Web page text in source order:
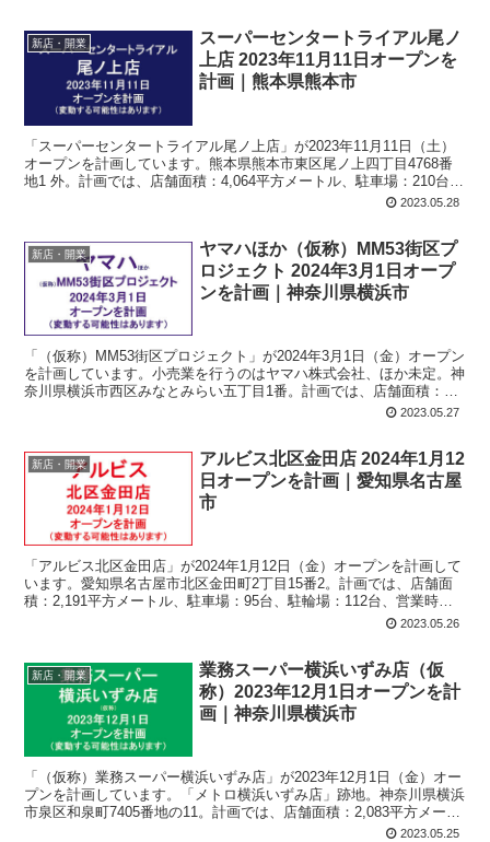
新店・開業
スーパーセンタートライアル尾ノ
上店 2023年11月11日オープンを
計画｜熊本県熊本市
「スーパーセンタートライアル尾ノ上店」が2023年11月11日（土）
オープンを計画しています。熊本県熊本市東区尾ノ上四丁目4768番
地1 外。計画では、店舗面積：4,064平方メートル、駐車場：210台、
2023.05.28
新店・開業
ヤマハほか（仮称）MM53街区プ
ロジェクト 2024年3月1日オープ
ンを計画｜神奈川県横浜市
「（仮称）MM53街区プロジェクト」が2024年3月1日（金）オープン
を計画しています。小売業を行うのはヤマハ株式会社、ほか未定。神
奈川県横浜市西区みなとみらい五丁目1番。計画では、店舗面積：
1,500平方メートル、駐車場：48台、駐輪場：75台、営業時間：午前
2023.05.27
新店・開業
アルビス北区金田店 2024年1月12
日オープンを計画｜愛知県名古屋
市
「アルビス北区金田店」が2024年1月12日（金）オープンを計画して
います。愛知県名古屋市北区金田町2丁目15番2。計画では、店舗面
積：2,191平方メートル、駐車場：95台、駐輪場：112台、営業時
2023.05.26
新店・開業
業務スーパー横浜いずみ店（仮
称）2023年12月1日オープンを計
画｜神奈川県横浜市
「（仮称）業務スーパー横浜いずみ店」が2023年12月1日（金）オー
プンを計画しています。「メトロ横浜いずみ店」跡地。神奈川県横浜
市泉区和泉町7405番地の11。計画では、店舗面積：2,083平方メート
ル、駐車場：121台、駐輪場：105台、営業時間：午前9時-午後9時。
2023.05.25